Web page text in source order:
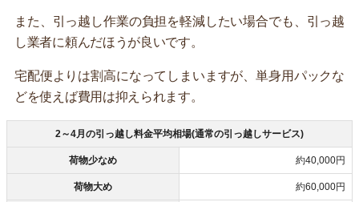
また、引っ越し作業の負担を軽減したい場合でも、引っ越
し業者に頼んだほうが良いです。
宅配便よりは割高になってしまいますが、単身用パックな
どを使えば費用は抑えられます。
2～4月の引っ越し料金平均相場(通常の引っ越しサービス)
荷物少なめ 約40,000円
荷物大め 約60,000円